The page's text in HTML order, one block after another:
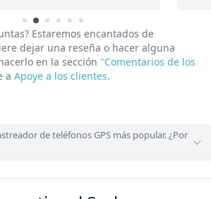
Estaremos encantados de
dejar una reseña o hacer alguna
en la sección "Comentarios de los
a Apoye a los clientes.
de teléfonos GPS más popular. ¿Por